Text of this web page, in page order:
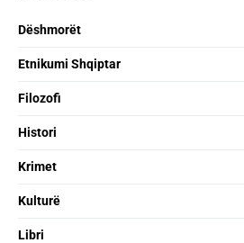
Dëshmorët
Etnikumi Shqiptar
Filozofi
Histori
Krimet
Kulturë
Libri